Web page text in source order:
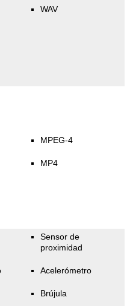
WAV
MPEG-4
MP4
Sensor de
proximidad
Acelerómetro
Brújula